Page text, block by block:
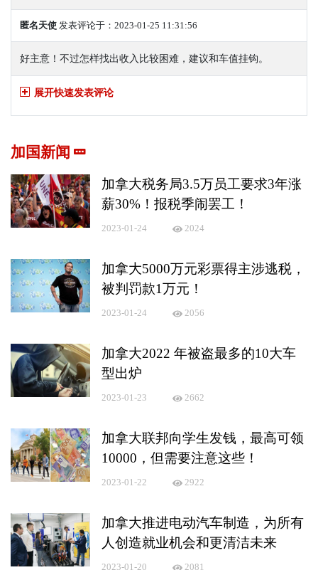
匿名天使 发表评论于：2023-01-25 11:31:56
好主意！不过怎样找出收入比较困难，建议和车值挂钩。
展开快速发表评论
加国新闻
加拿大税务局3.5万员工要求3年涨
薪30%！报税季闹罢工！
2023-01-24 2024
加拿大5000万元彩票得主涉逃税，
被判罚款1万元！
2023-01-24 2056
加拿大2022 年被盗最多的10大车
型出炉
2023-01-23 2662
加拿大联邦向学生发钱，最高可领
10000，但需要注意这些！
2023-01-22 2922
加拿大推进电动汽车制造，为所有
人创造就业机会和更清洁未来
2023-01-20 2081